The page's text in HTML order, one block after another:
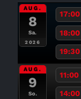
AUG.
8
Sa.
2026
17:00
18:00
19:30
AUG.
9
So.
11:00
14:00